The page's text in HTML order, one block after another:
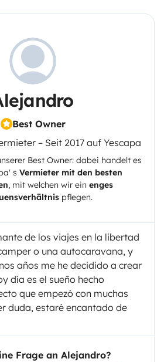
Best Owner
– Seit 2017 auf Yescapa
Best Owner: dabei handelt es
' s Vermieter mit den besten
, mit welchen wir ein enges
pflegen.
de los viajes en la libertad
o una autocaravana, y
años me he decidido a crear
día es el sueño hecho
que empezó con muchas
duda, estaré encantado de
Frage an Alejandro?